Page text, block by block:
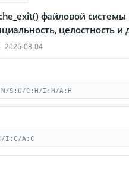
файловой
целостность
2026-08-04
S:U/C:H/I:H/A:H
I:C/A:C